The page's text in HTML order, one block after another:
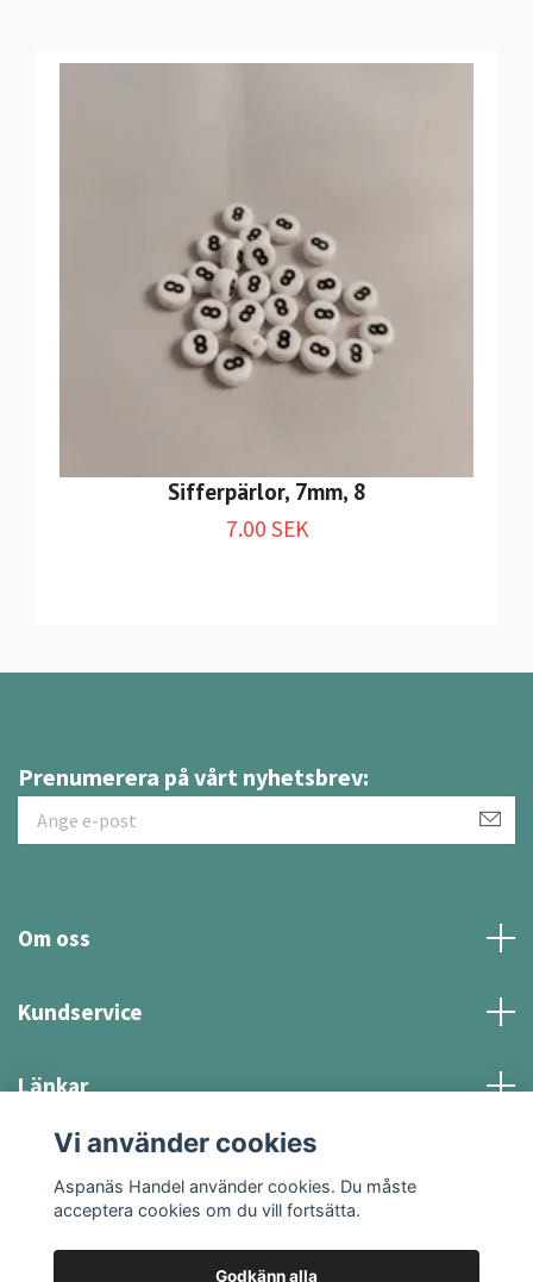
Sifferpärlor, 7mm, 8
7.00 SEK
Prenumerera på vårt nyhetsbrev:
Om oss
Kundservice
Länkar
Sociala medier
Vi använder cookies
Aspanäs Handel använder cookies. Du måste
acceptera cookies om du vill fortsätta.
Godkänn alla